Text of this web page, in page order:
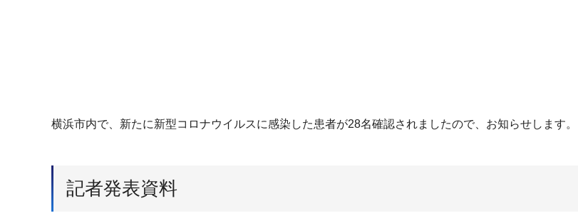
横浜市内で、新たに新型コロナウイルスに感染した患者が28名確認されましたので、お知らせします
記者発表資料